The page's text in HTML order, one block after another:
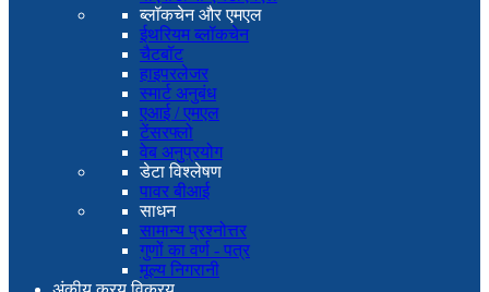
ब्लॉकचेन और एमएल
ईथरियम ब्लॉकचेन
चैटबॉट
हाइपरलेजर
स्मार्ट अनुबंध
एआई / एमएल
टेंसरफ्लो
वेब अनुप्रयोग
डेटा विश्लेषण
पावर बीआई
साधन
सामान्य प्रश्नोत्तर
गुणों का वर्ण - पत्र
मूल्य निगरानी